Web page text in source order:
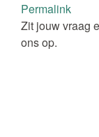
Permalink
Zit jouw vraag
ons op.